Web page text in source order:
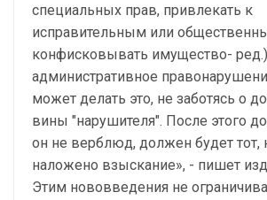
специальных прав, привлекать к
исправительным или
конфисковывать имущество-
административное
может делать это, не заботясь о
вины "нарушителя". После этого
он не верблюд, должен будет тот,
наложено взыскание», - пишет
Этим нововведения не